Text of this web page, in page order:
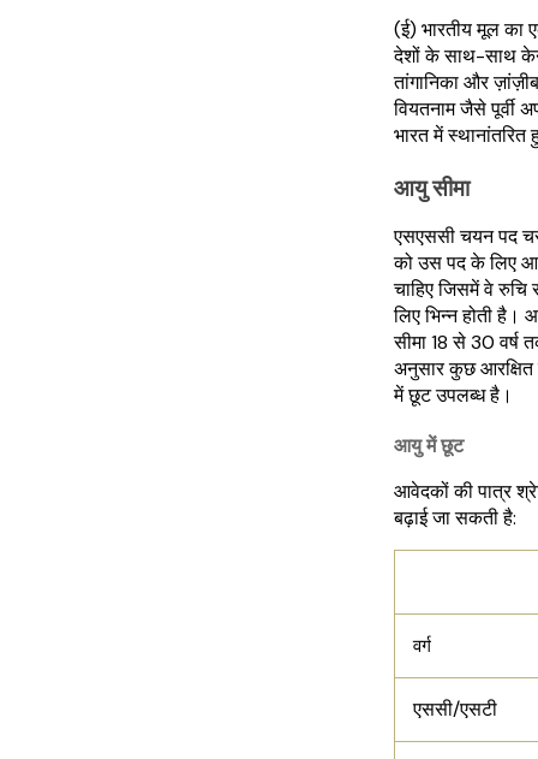
(ई) भारतीय मूल का
देशों के साथ-साथ
तांगानिका और
वियतनाम जैसे पूर्वी
भारत में
आयु सीमा
एसएससी चयन पद
को उस पद के लिए
चाहिए जिसमें वे
लिए भिन्न होती
सीमा 18 से 30 वर्ष
अनुसार कुछ आरक्षित
में छूट उपलब्ध है।
आयु में छूट
आवेदकों की पात्र
बढ़ाई जा सकती है:
वर्ग
एससी/एसटी